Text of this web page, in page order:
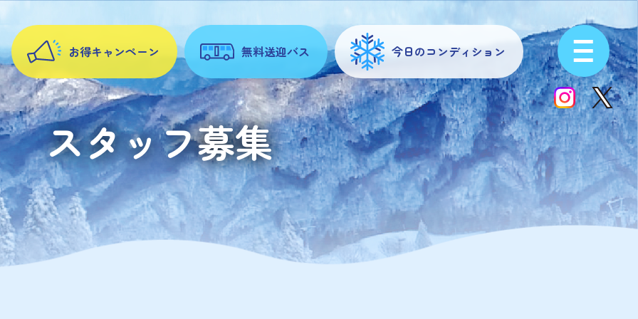
お得キャンペーン 無料送迎バス 今日のコンディション
スタッフ募集